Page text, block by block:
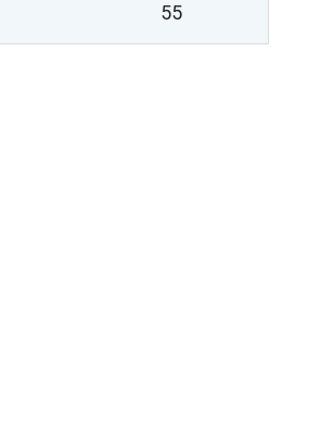
55